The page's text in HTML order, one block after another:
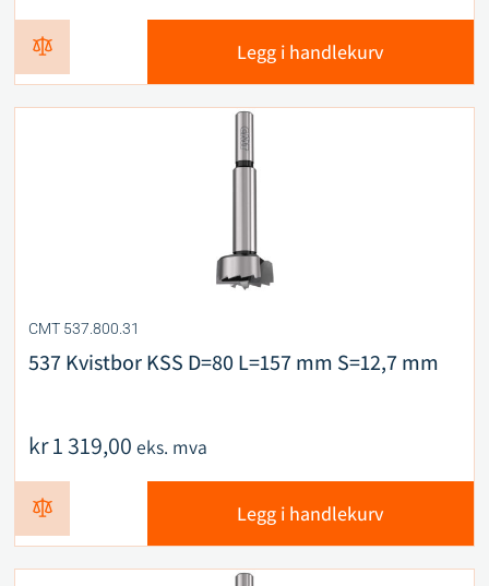
Legg i handlekurv
CMT 537.800.31
537 Kvistbor KSS D=80 L=157 mm S=12,7 mm
kr1 319,00 eks. mva
Legg i handlekurv